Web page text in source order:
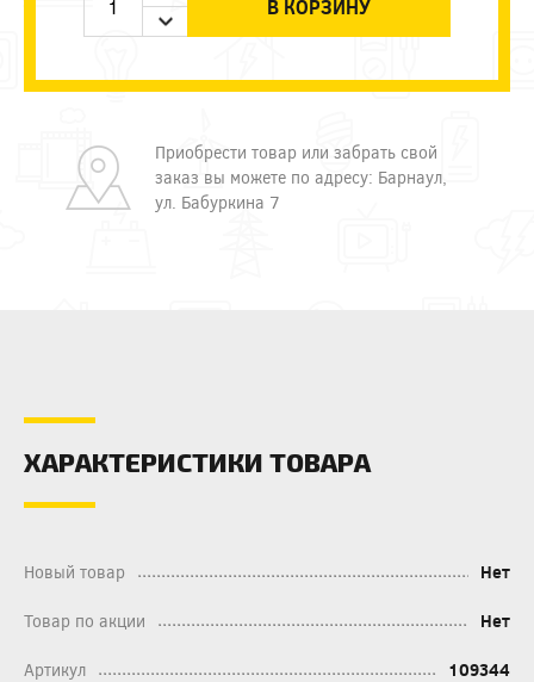
В КОРЗИНУ
Приобрести товар или забрать свой
заказ вы можете по адресу: Барнаул,
ул. Бабуркина 7
ХАРАКТЕРИСТИКИ ТОВАРА
Новый товар Нет
Товар по акции Нет
Артикул 109344